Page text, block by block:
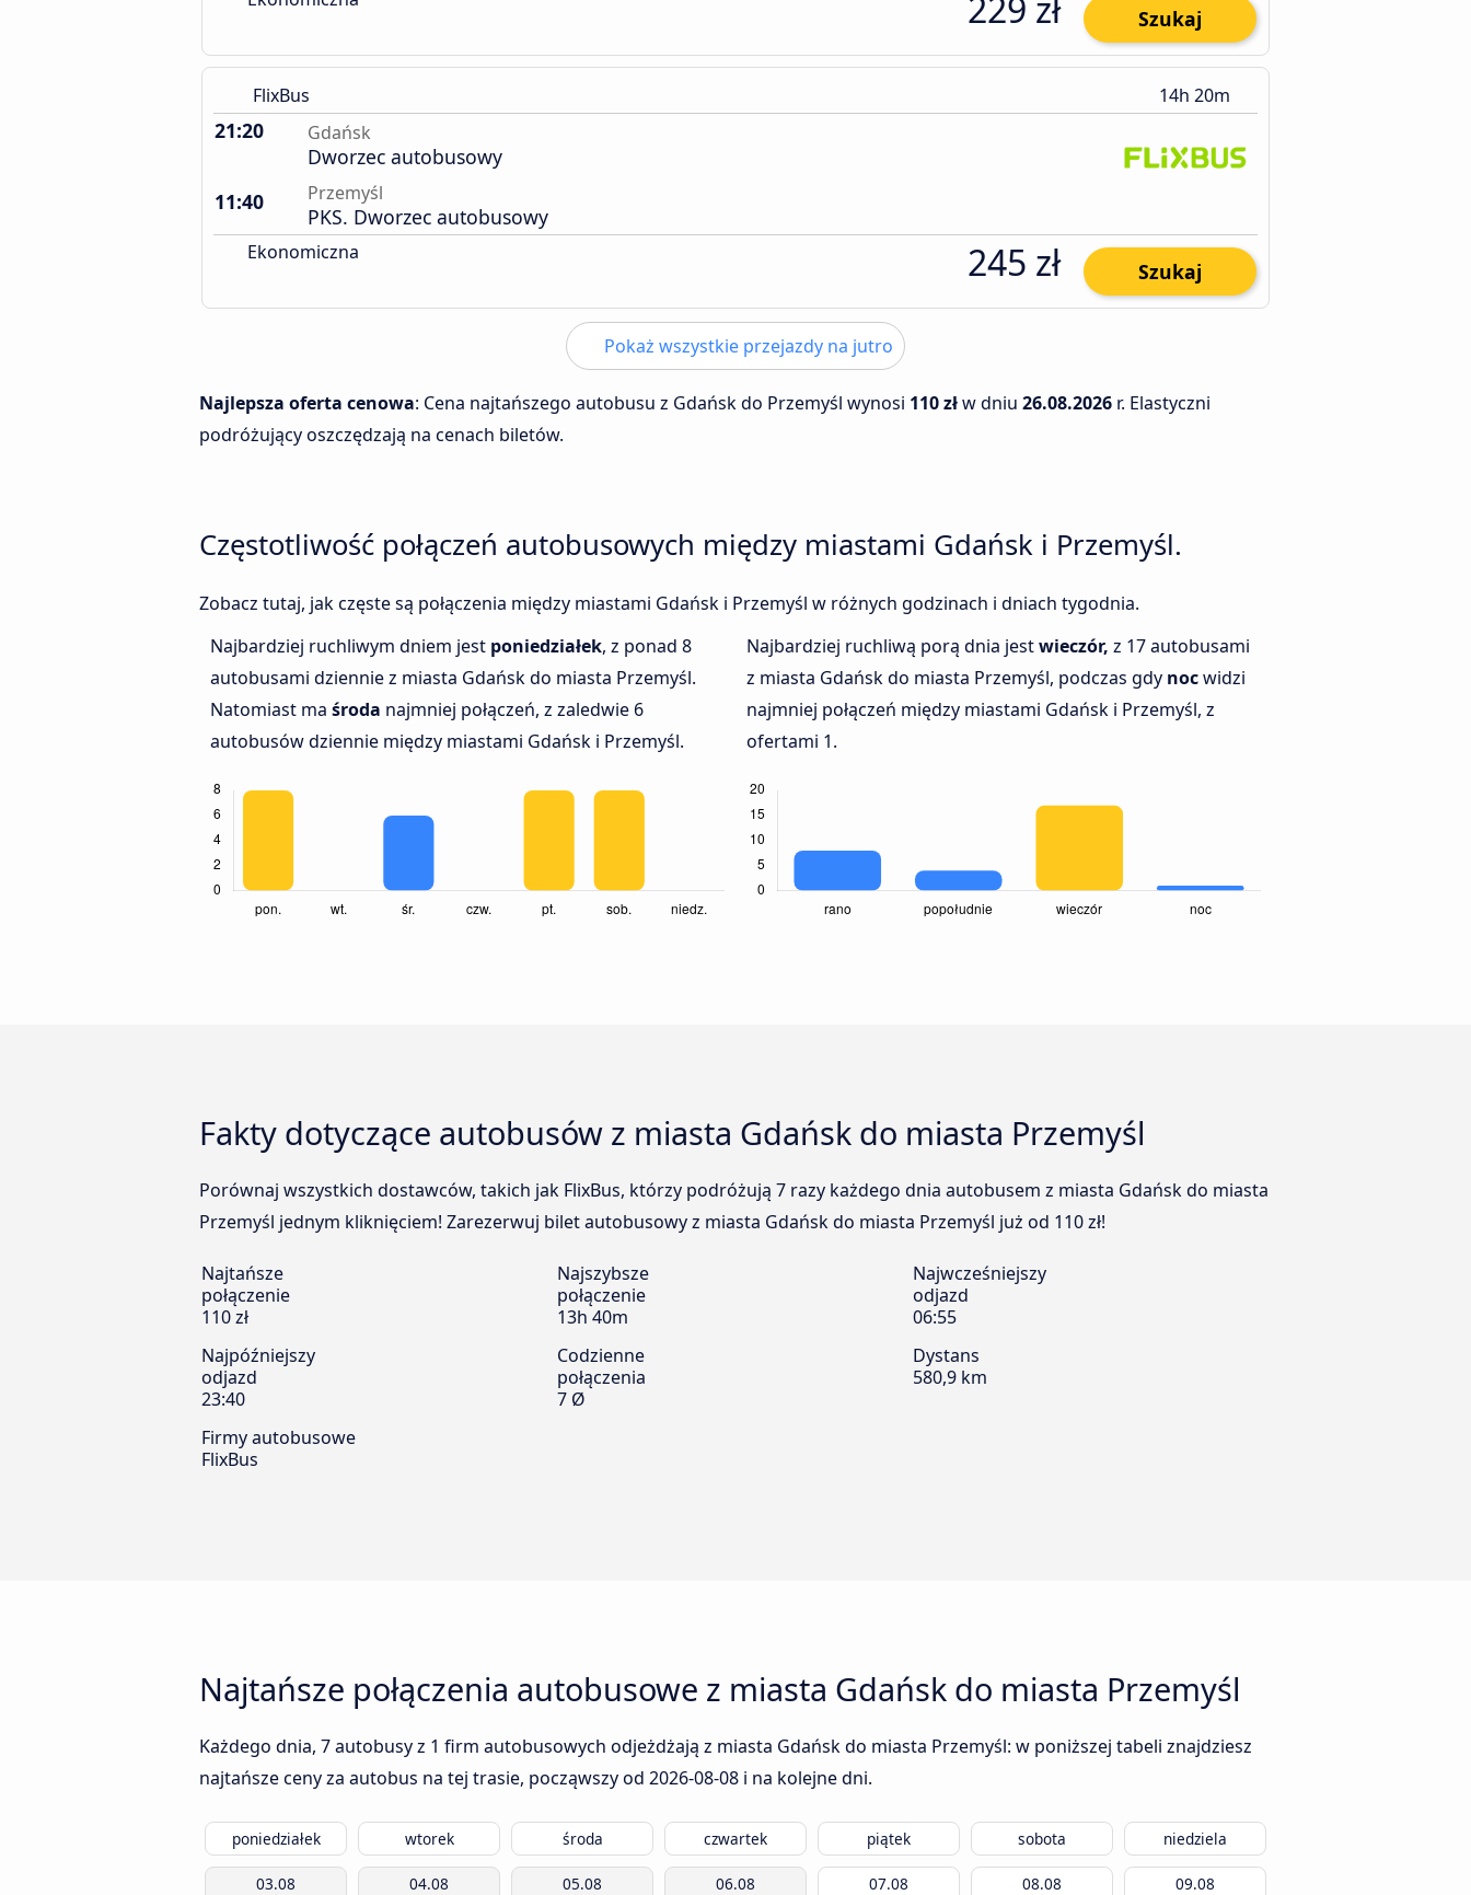
Szukaj
FlixBus 14h 20m
21:20 Gdańsk
Dworzec autobusowy
11:40
Przemyśl
PKS. Dworzec autobusowy
Ekonomiczna 245 zł Szukaj
Pokaż wszystkie przejazdy na jutro
Najlepsza oferta cenowa: Cena najtańszego autobusu z Gdańsk do Przemyśl wynosi 110 złw dniu 26.08.2026 r. Elastyczni
podróżujący oszczędzają na cenach biletów.
Częstotliwość połączeń autobusowych między miastami Gdańsk i Przemyśl.
Zobacz tutaj, jak częste są połączenia między miastami Gdańsk i Przemyśl w różnych godzinach i dniach tygodnia.
Najbardziej ruchliwym dniem jest poniedziałek, z ponad 8
autobusami dziennie z miasta Gdańsk do miasta Przemyśl.
Natomiast ma środa najmniej połączeń, z zaledwie 6
autobusów dziennie między miastami Gdańsk i Przemyśl.
Najbardziej ruchliwą porą dnia jestwieczór, z 17 autobusami
z miasta Gdańsk do miasta Przemyśl, podczas gdy nocwidzi
najmniej połączeń między miastami Gdańsk i Przemyśl, z
ofertami 1.
Fakty dotyczące autobusów z miasta Gdańsk do miasta Przemyśl
Porównaj wszystkich dostawców, takich jak FlixBus, którzy podróżują 7 razy każdego dnia autobusem z miasta Gdańsk do miasta
Przemyśl jednym kliknięciem! Zarezerwuj bilet autobusowy z miasta Gdańsk do miasta Przemyśl już od 110 zł!
Najtańsze
połączenie
110 zł
Najszybsze
połączenie
13h 40m
Najwcześniejszy
odjazd
06:55
Najpóźniejszy
odjazd
23:40
Codzienne
połączenia
7 Ø
Dystans
580,9 km
Firmy autobusowe
FlixBus
Najtańsze połączenia autobusowe z miasta Gdańsk do miasta Przemyśl
Każdego dnia, 7 autobusy z 1 firm autobusowych odjeżdżają z miasta Gdańsk do miasta Przemyśl: w poniższej tabeli znajdziesz
najtańsze ceny za autobus na tej trasie, począwszy od 2026-08-08 i na kolejne dni.
poniedziałek wtorek środa czwartek piątek sobota niedziela
03.08 04.08 05.08 06.08 07.08 08.08 09.08